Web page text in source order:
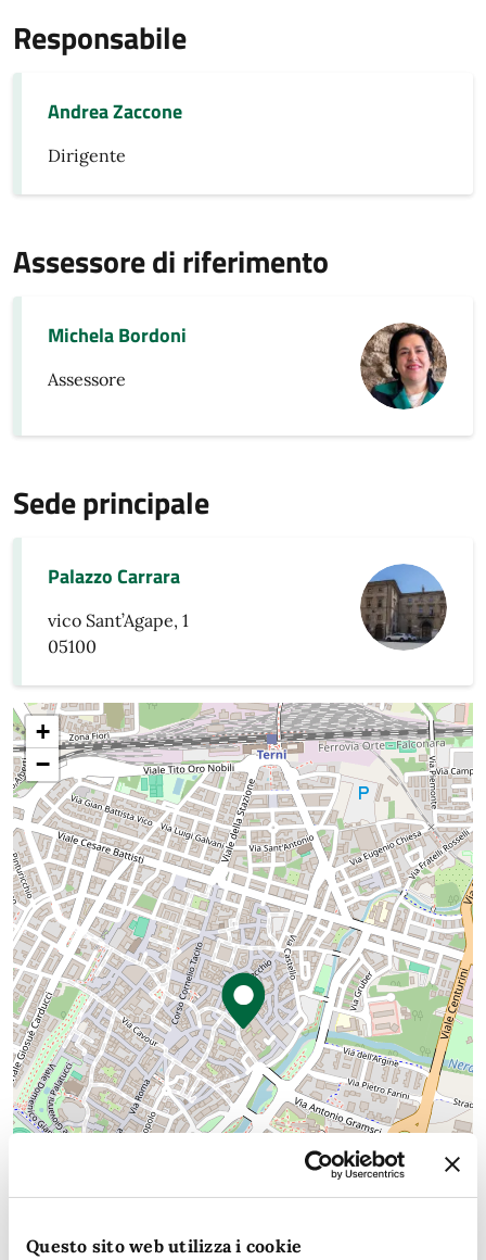
Questo sito web utilizza i cookie
Responsabile
Andrea Zaccone
Dirigente
Assessore di riferimento
Michela Bordoni
Assessore
Sede principale
Palazzo Carrara
vico Sant’Agape, 1
05100
+
−